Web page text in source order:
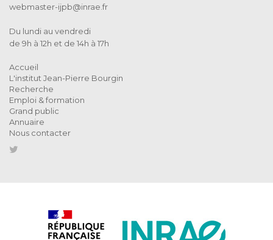
webmaster-ijpb@inrae.fr
Du lundi au vendredi
de 9h à 12h et de 14h à 17h
Accueil
L'institut Jean-Pierre Bourgin
Recherche
Emploi & formation
Grand public
Annuaire
Nous contacter